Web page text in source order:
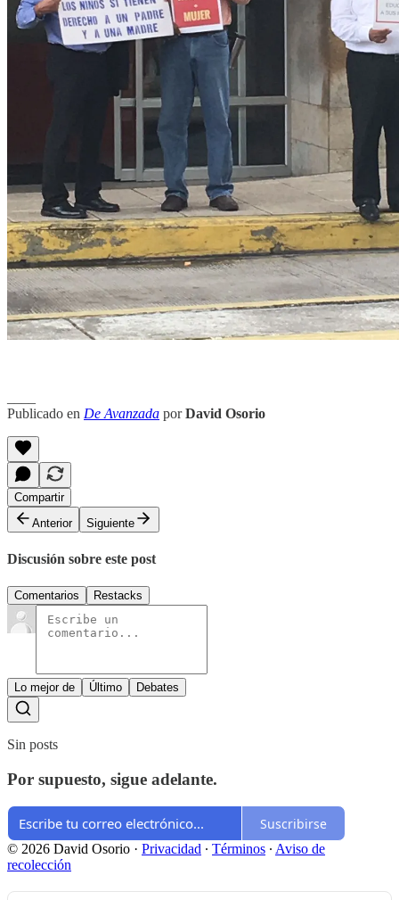
Publicado en De Avanzada porDavid Osorio
Compartir
Anterior
Siguiente
Discusión sobre este post
Comentarios Restacks
Lo mejor de Último Debates
Sin posts
Por supuesto, sigue adelante.
Suscribirse
© 2026 David Osorio · Privacidad ∙ Términos ∙ Aviso de
recolección